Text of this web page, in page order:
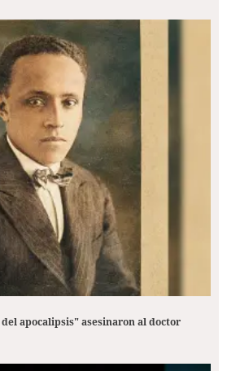
apocalipsis" asesinaron al doctor